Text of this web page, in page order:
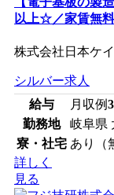
以上☆／家賃無
株式会社日本ケ
シルバー求人
給与
月収例
勤務地
岐阜県
寮・社宅 あり（
詳しく
見る